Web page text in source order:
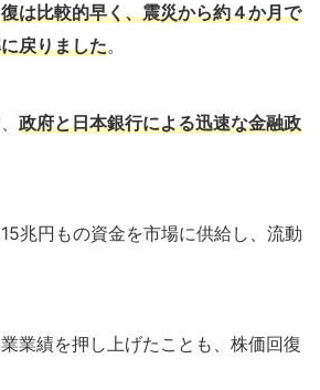
は比較的早く、震災から約４か月で
戻りました。
政府と日本銀行による迅速な金融政
兆円もの資金を市場に供給し、流動
業績を押し上げたことも、株価回復